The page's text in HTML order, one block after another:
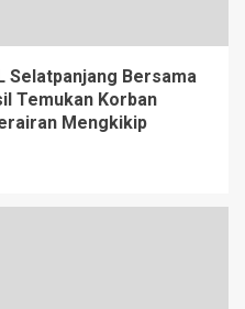
Selatpanjang Bersama
Temukan Korban
Mengkikip